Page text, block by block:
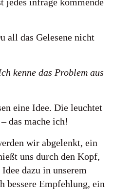
all das Gelesene nicht
kenne das Problem aus
eine Idee. Die leuchtet
das mache ich!
wir abgelenkt, ein
uns durch den Kopf,
dazu in unserem
bessere Empfehlung, ein